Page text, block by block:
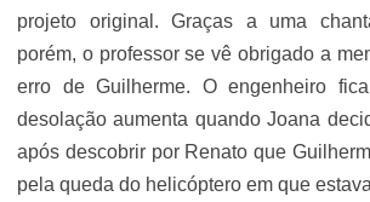
projeto original. Graças a uma
porém, o professor se vê obrigado a
erro de Guilherme. O engenheiro
desolação aumenta quando Joana
após descobrir por Renato que
pela queda do helicóptero em que